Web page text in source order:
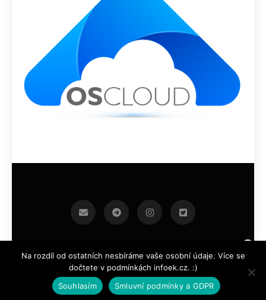
infoek.cz 2026.Developed By BlazeThemes .
Na rozdíl od ostatních nesbíráme vaše osobní údaje. Více se
dočtete v podmínkách infoek.cz. :)
Souhlasím
Smluvní podmínky a GDPR